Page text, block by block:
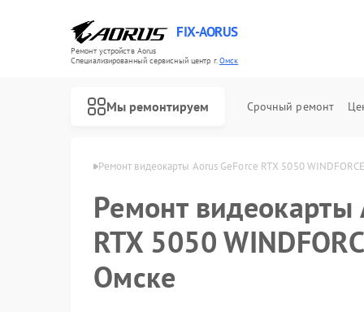
FIX-AORUS
Ремонт устройств Aorus
Специализированный cервисный центр г.Омск
Мы ремонтируем Срочный ремонт
Ремонт видеокарты Aorus GeForce RTX 5050
Ремонт видеокарты
RTX 5050
Омске